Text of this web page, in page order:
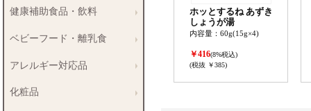
ホッとするね あずき
しょうが湯
内容量：60g(15g×4)
￥416(8%税込)
(税抜 ￥385)
健康補助食品・飲料
ベビーフード・離乳食
アレルギー対応品
化粧品